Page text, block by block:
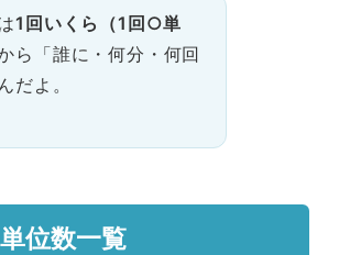
1回いくら（1回○単
ら「誰に・何分・何回
だよ。
位数一覧